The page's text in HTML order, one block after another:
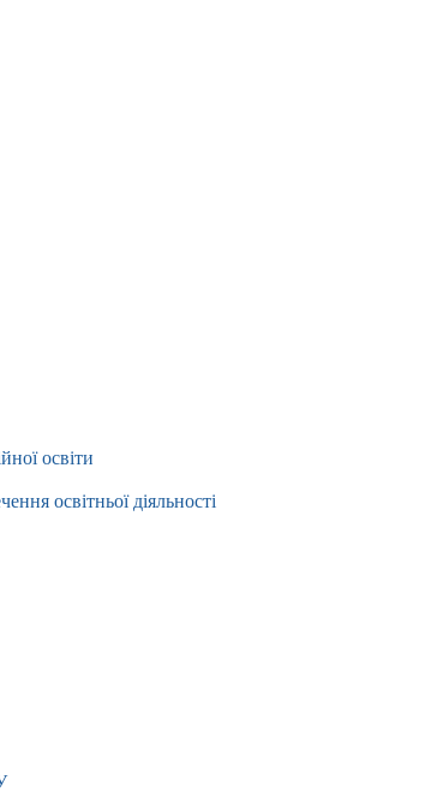
освіти
освітньої діяльності